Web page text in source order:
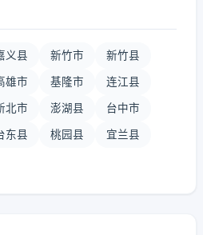
义县 新竹市 新竹县
雄市 基隆市 连江县
北市 澎湖县 台中市
东县 桃园县 宜兰县